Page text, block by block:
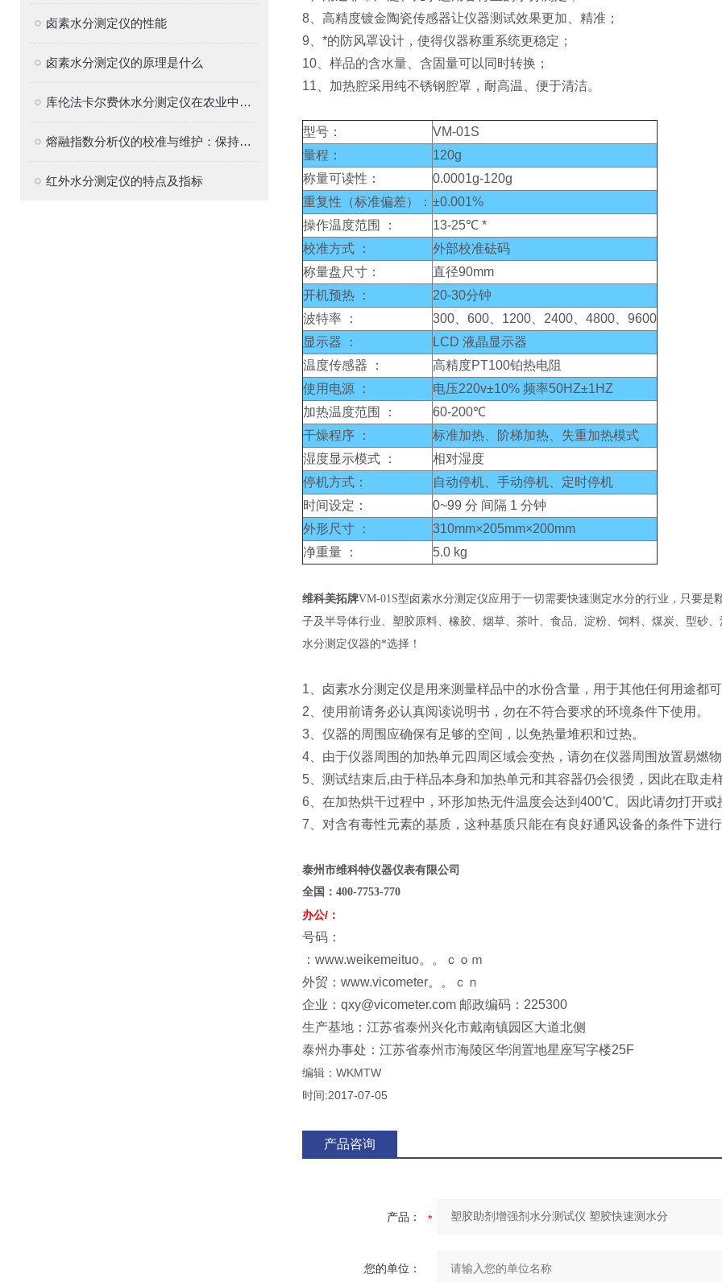
卤素水分测定仪的性能
卤素水分测定仪的原理是什么
库伦法卡尔费休水分测定仪在农业中的应用
熔融指数分析仪的校准与维护：保持精确测量的关键
红外水分测定仪的特点及指标
8、高精度镀金陶瓷传感器让仪器测试效果更加、精准；
9、*的防风罩设计，使得仪器称重系统更稳定；
10、样品的含水量、含固量可以同时转换；
11、加热腔采用纯不锈钢腔罩，耐高温、便于清洁。
型号：
VM-01S
量程：
120g
称量可读性：
0.0001g-120g
重复性（标准偏差）： ±0.001%
操作温度范围 ：
13-25℃ *
校准方式 ：
外部校准砝码
称量盘尺寸：
直径90mm
开机预热 ：
20-30分钟
波特率 ：
300、600、1200、2400、4800、9600
显示器 ：
LCD 液晶显示器
温度传感器 ：
高精度PT100铂热电阻
使用电源 ：
电压220v±10% 频率50HZ±1HZ
加热温度范围 ：
60-200℃
干燥程序 ：
标准加热、阶梯加热、失重加热模式
湿度显示模式 ：
相对湿度
停机方式：
自动停机、手动停机、定时停机
时间设定：
0~99 分 间隔 1 分钟
外形尺寸 ：
310mm×205mm×200mm
净重量 ：
5.0 kg
维科美拓牌VM-01S型卤素水分测定仪应用于一切需要快速测定水分的行业，只要
子及半导体行业、塑胶原料、橡胶、烟草、茶叶、食品、淀粉、饲料、煤炭、型砂
水分测定仪器的*选择！
1、卤素水分测定仪是用来测量样品中的水份含量，用于其他任何用途都
2、使用前请务必认真阅读说明书，勿在不符合要求的环境条件下使用。
3、仪器的周围应确保有足够的空间，以免热量堆积和过热。
4、由于仪器周围的加热单元四周区域会变热，请勿在仪器周围放置易燃
5、测试结束后,由于样品本身和加热单元和其容器仍会很烫，因此在取走
6、在加热烘干过程中，环形加热无件温度会达到400℃。因此请勿打开
7、对含有毒性元素的基质，这种基质只能在有良好通风设备的条件下进
泰州市维科特仪器仪表有限公司
全国： 400-7753-770
办公/：
号码：
：www.weikemeituo。。ｃｏｍ
外贸：www.vicometer。。ｃｎ
企业：qxy@vicometer.com 邮政编码：225300
生产基地：江苏省泰州兴化市戴南镇园区大道北侧
泰州办事处：江苏省泰州市海陵区华润置地星座写字楼25F
编辑：WKMTW
时间:2017-07-05
产品咨询
产品：
您的单位：